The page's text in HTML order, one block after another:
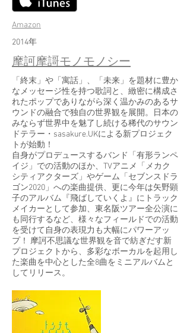
Amazon
​2014年
摩訶摩謌モノモノシー
「終末」や「寓話」、「未来」を題材に豊か
なメッセージ性を持つ歌詞と、緻密に構成さ
れたポップでありながら深く温かみのあるサ
ウンドの融合で独自の世界観を展開。日本の
みならず世界中を魅了し続ける稀代のサウン
ドテラー・sasakure.UKによる新プロジェク
トが始動！
自身がプロデュースするバンド「有形ランペ
イジ」での活動のほか、TVアニメ「メカク
シティアクターズ」やゲーム「セブンスドラ
ゴン2020」への楽曲提供、更に今年は矢野顕
子のアルバム『飛ばしていくよ』にトラック
メイカーとして参加、東名阪ツアー全公演に
も同行するなど、様々なフィールドでの活動
を受けて自身の表現力も大幅にパワーアッ
プ！ 摩訶不思議な世界観を音で紡ぎだす新
プロジェクトから、多彩なボーカルを起用し
た楽曲を中心とした全8曲をミニアルバムと
してリリース。